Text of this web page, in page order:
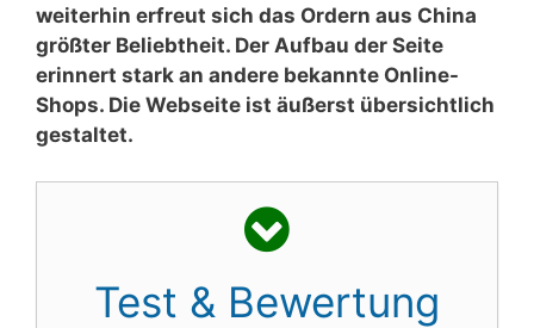
weiterhin erfreut sich das Ordern aus China
größter Beliebtheit. Der Aufbau der Seite
erinnert stark an andere bekannte Online-
Shops. Die Webseite ist äußerst übersichtlich
gestaltet.
Test & Bewertung